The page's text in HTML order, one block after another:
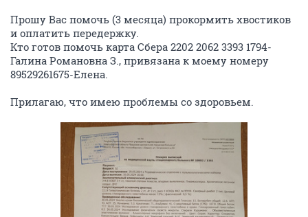
Прошу Вас помочь (3 месяца) прокормить хвостиков
и оплатить передержку.
Кто готов помочь карта Сбера 2202 2062 3393 1794-
Галина Романовна З., привязана к моему номеру
89529261675-Елена.
Прилагаю, что имею проблемы со здоровьем.